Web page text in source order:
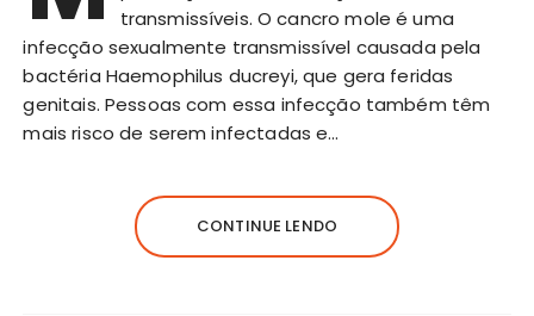
transmissíveis. O cancro mole é uma
infecção sexualmente transmissível causada pela
bactéria Haemophilus ducreyi, que gera feridas
genitais. Pessoas com essa infecção também têm
mais risco de serem infectadas e…
CONTINUE LENDO